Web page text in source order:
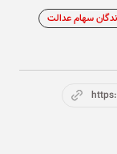
سهام عدالت